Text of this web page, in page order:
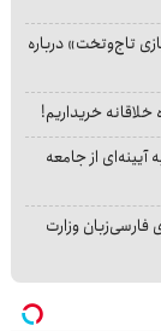
تاج‌وتخت» درباره
خلاقانه خریداریم!
از جامعه
وزارت